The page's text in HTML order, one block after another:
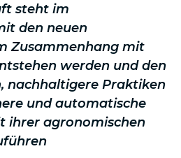
steht im
den neuen
Zusammenhang mit
werden und den
nachhaltigere Praktiken
und automatische
ihrer agronomischen